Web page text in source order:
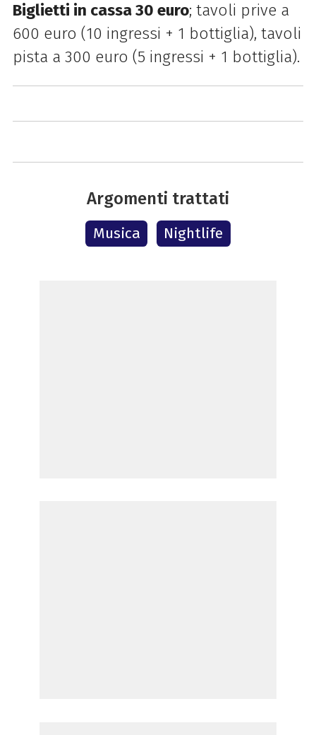
Biglietti in cassa 30 euro; tavoli prive a
600 euro (10 ingressi + 1 bottiglia), tavoli
pista a 300 euro (5 ingressi + 1 bottiglia).
Argomenti trattati
Musica Nightlife